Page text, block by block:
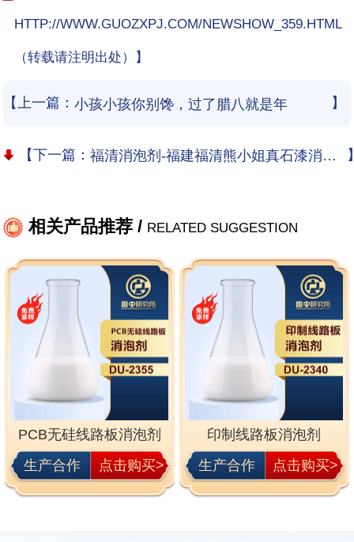
HTTP://WWW.GUOZXPJ.COM/NEWSHOW_359.HTML
（转载请注明出处）】
【上一篇：小孩小孩你别馋，过了腊八就是年 】
【下一篇： 福清消泡剂-福建福清熊小姐真石漆消泡剂使用和应用案例
相关产品推荐 / RELATED SUGGESTION
PCB无硅线路板消泡剂
生产合作
点击购买>
印制线路板消泡剂
生产合作
点击购买>